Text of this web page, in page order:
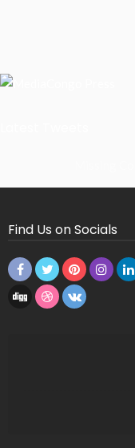
Find Us on Socials